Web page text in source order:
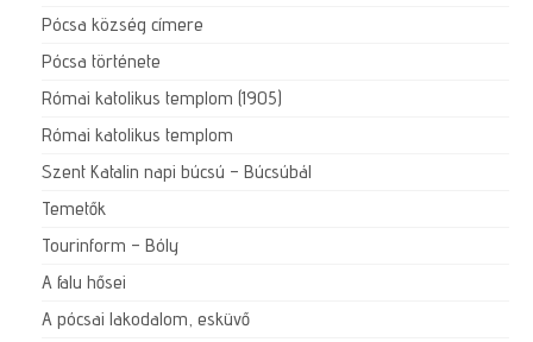
Pócsa község címere
Pócsa története
Római katolikus templom (1905)
Római katolikus templom
Szent Katalin napi búcsú – Búcsúbál
Temetők
Tourinform – Bóly
A falu hősei
A pócsai lakodalom, esküvő